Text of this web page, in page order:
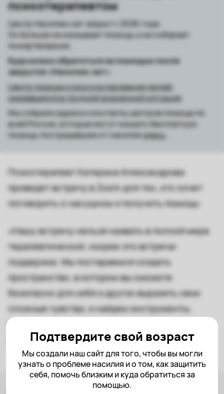
Подтвердите свой возраст
Мы создали наш сайт для того, чтобы вы могли
узнать о проблеме насилия и о том, как защитить
себя, помочь близким и куда обратиться за
помощью.
психотерапевтом
Центр Насилию.нет закрыт с 2026 года.
Он больше не оказывает помощь и не собирает
пожертвования.
Куда можно обратиться за помощью после
закрытия «Насилию.нет»
Центр помощи и консультирования людей,
оказавшихся в трудной жизненной ситуации
Мы собрали адреса и контакты центров помощи по
всей России, которые могут оказать бесплатную
помощь пострадавшим от насилияздесь
Психотерапевт Катерина Александрова
проведет встречу в Zoom для тех, кто хочет
поговорить о насущном и получить помощь:
«Нашу встречу нельзя назвать в полной мере
терапевтической, скорее это встреча-
поддержка. Мы постараемся создать
пространство, в котором вы сможете
безопасно для себя и других выразить свои
сложные чувства, и найдем инструменты,
которые помогут вам справляться с ними в
дальнейшем».